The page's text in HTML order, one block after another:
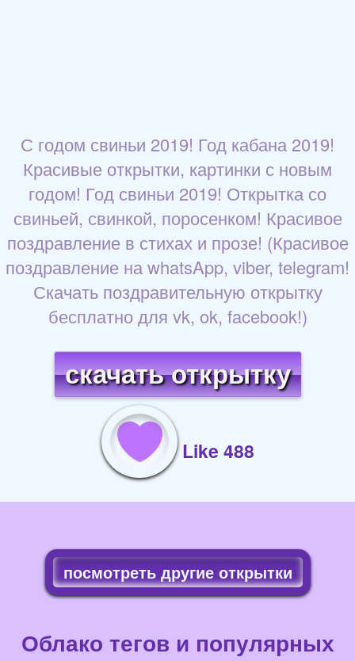
С годом свиньи 2019! Год кабана 2019!
Красивые открытки, картинки с новым
годом! Год свиньи 2019! Открытка со
свиньей, свинкой, поросенком! Красивое
поздравление в стихах и прозе! (Красивое
поздравление на whatsApp, viber, telegram!
Скачать поздравительную открытку
бесплатно для vk, ok, facebook!)
скачать открытку
Like 488
посмотреть другие открытки
Облако тегов и популярных